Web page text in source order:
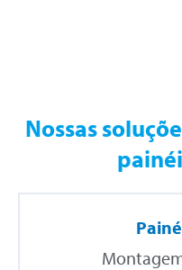
Nossas